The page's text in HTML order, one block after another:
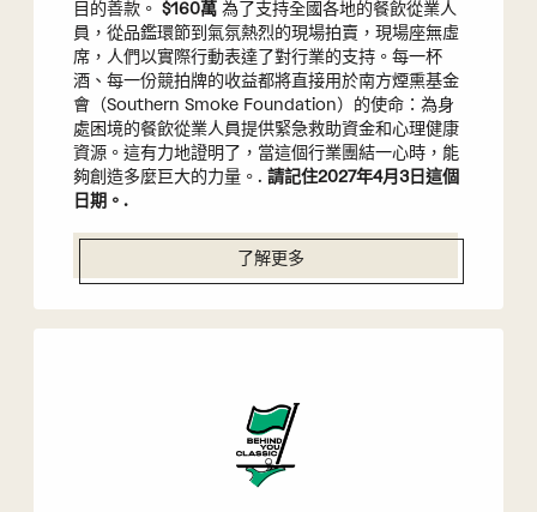
目的善款。 $160萬為了支持全國各地的餐飲從業人
員，從品鑑環節到氣氛熱烈的現場拍賣，現場座無虛
席，人們以實際行動表達了對行業的支持。每一杯
酒、每一份競拍牌的收益都將直接用於南方煙熏基金
會（Southern Smoke Foundation）的使命：為身
處困境的餐飲從業人員提供緊急救助資金和心理健康
資源。這有力地證明了，當這個行業團結一心時，能
夠創造多麼巨大的力量。. 請記住2027年4月3日這個
日期。.
了解更多